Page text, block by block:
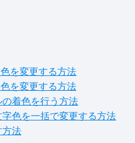
を変更する方法
を変更する方法
着色を行う方法
色を一括で変更する方法
方法